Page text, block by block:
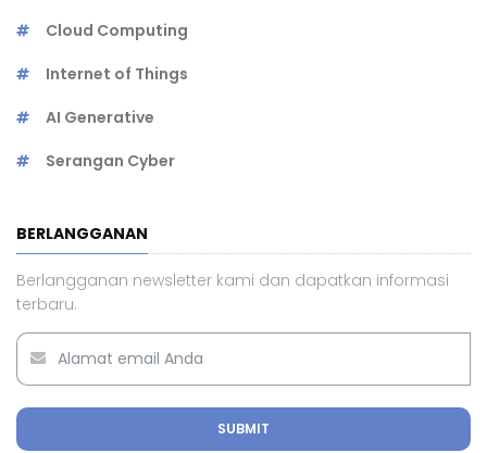
Cloud Computing
Internet of Things
AI Generative
Serangan Cyber
BERLANGGANAN
Berlangganan newsletter kami dan dapatkan informasi
terbaru.
SUBMIT